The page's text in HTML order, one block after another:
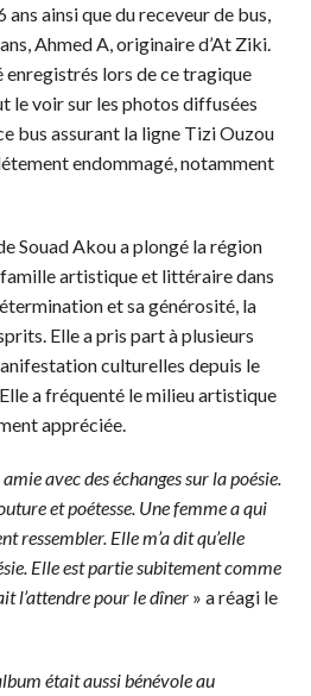
ans ainsi que du receveur de bus,
Ahmed A, originaire d’At Ziki.
enregistrés lors de ce tragique
le voir sur les photos diffusées
bus assurant la ligne Tizi Ouzou
endommagé, notamment
Souad Akou a plongé la région
famille artistique et littéraire dans
et sa générosité, la
Elle a pris part à plusieurs
culturelles depuis le
a fréquenté le milieu artistique
appréciée.
avec des échanges sur la poésie.
et poétesse. Une femme a qui
ressembler. Elle m’a dit qu’elle
Elle est partie subitement comme
l’attendre pour le dîner » a réagi le
était aussi bénévole au